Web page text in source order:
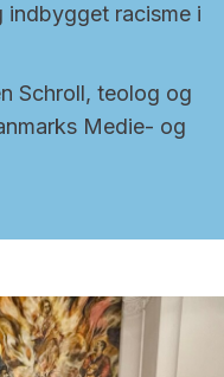
indbygget racisme i
Schroll, teolog og
Medie- og